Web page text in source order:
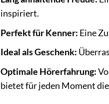
inspiriert.
Perfekt für Kenner: Eine
Ideal als Geschenk:
Optimale Hörerfahrung:
bietet für jeden Moment